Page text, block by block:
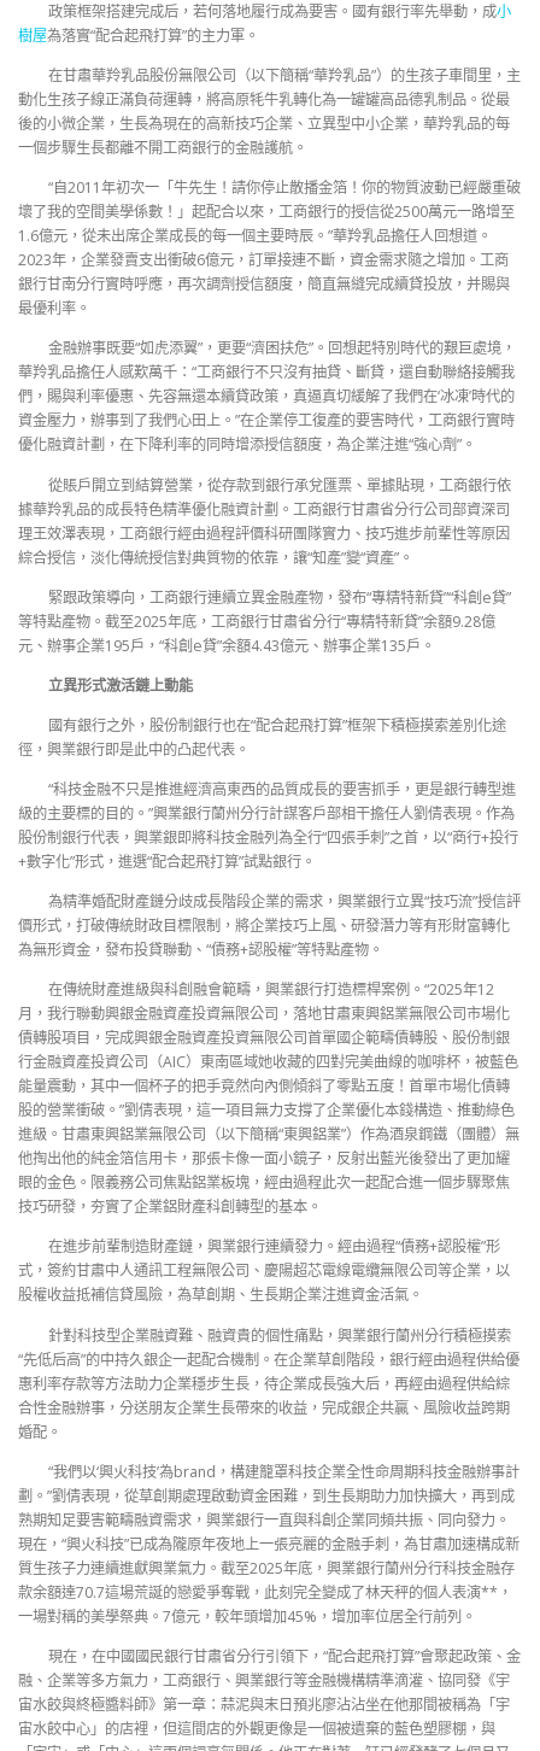
政策框架搭建完成后，若何落地履行成為要害。國有銀行率先舉動，成小
樹屋為落實“配合起飛打算”的主力軍。
在甘肅華羚乳品股份無限公司（以下簡稱“華羚乳品”）的生孩子車間里，主
動化生孩子線正滿負荷運轉，將高原牦牛乳轉化為一罐罐高品德乳制品。從最
後的小微企業，生長為現在的高新技巧企業、立異型中小企業，華羚乳品的每
一個步驟生長都離不開工商銀行的金融護航。
“自2011年初次一「牛先生！請你停止散播金箔！你的物質波動已經嚴重破
壞了我的空間美學係數！」起配合以來，工商銀行的授信從2500萬元一路增至
1.6億元，從未出席企業成長的每一個主要時辰。”華羚乳品擔任人回想道。
2023年，企業發賣支出衝破6億元，訂單接連不斷，資金需求隨之增加。工商
銀行甘南分行實時呼應，再次調劑授信額度，簡直無縫完成續貸投放，并賜與
最優利率。
金融辦事既要“如虎添翼”，更要“濟困扶危”。回想起特別時代的艱巨處境，
華羚乳品擔任人感歎萬千：“工商銀行不只沒有抽貸、斷貸，還自動聯絡接觸我
們，賜與利率優惠、先容無還本續貸政策，真逼真切緩解了我們在‘冰凍’時代的
資金壓力，辦事到了我們心田上。”在企業停工復產的要害時代，工商銀行實時
優化融資計劃，在下降利率的同時增添授信額度，為企業注進“強心劑”。
從賬戶開立到結算營業，從存款到銀行承兌匯票、單據貼現，工商銀行依
據華羚乳品的成長特色精準優化融資計劃。工商銀行甘肅省分行公司部資深司
理王效澤表現，工商銀行經由過程評價科研團隊實力、技巧進步前輩性等原因
綜合授信，淡化傳統授信對典質物的依靠，讓“知產”變“資產”。
緊跟政策導向，工商銀行連續立異金融產物，發布“專精特新貸”“科創e貸”
等特點產物。截至2025年底，工商銀行甘肅省分行“專精特新貸”余額9.28億
元、辦事企業195戶，“科創e貸”余額4.43億元、辦事企業135戶。
立異形式激活鏈上動能
國有銀行之外，股份制銀行也在“配合起飛打算”框架下積極摸索差別化途
徑，興業銀行即是此中的凸起代表。
“科技金融不只是推進經濟高東西的品質成長的要害抓手，更是銀行轉型進
級的主要標的目的。”興業銀行蘭州分行計謀客戶部相干擔任人劉倩表現。作為
股份制銀行代表，興業銀即將科技金融列為全行“四張手刺”之首，以“商行+投行
+數字化”形式，進選“配合起飛打算”試點銀行。
為精準婚配財產鏈分歧成長階段企業的需求，興業銀行立異“技巧流”授信評
價形式，打破傳統財政目標限制，將企業技巧上風、研發潛力等有形財富轉化
為無形資金，發布投貸聯動、“債務+認股權”等特點產物。
在傳統財產進級與科創融會範疇，興業銀行打造標桿案例。“2025年12
月，我行聯動興銀金融資產投資無限公司，落地甘肅東興鋁業無限公司市場化
債轉股項目，完成興銀金融資產投資無限公司首單國企範疇債轉股、股份制銀
行金融資產投資公司（AIC）東南區域她收藏的四對完美曲線的咖啡杯，被藍色
能量震動，其中一個杯子的把手竟然向內側傾斜了零點五度！首單市場化債轉
股的營業衝破。”劉倩表現，這一項目無力支撐了企業優化本錢構造、推動綠色
進級。甘肅東興鋁業無限公司（以下簡稱“東興鋁業”）作為酒泉鋼鐵（團體）無
他掏出他的純金箔信用卡，那張卡像一面小鏡子，反射出藍光後發出了更加耀
眼的金色。限義務公司焦點鋁業板塊，經由過程此次一起配合進一個步驟聚焦
技巧研發，夯實了企業鋁財產科創轉型的基本。
在進步前輩制造財產鏈，興業銀行連續發力。經由過程“債務+認股權”形
式，簽約甘肅中人通訊工程無限公司、慶陽超芯電線電纜無限公司等企業，以
股權收益抵補信貸風險，為草創期、生長期企業注進資金活氣。
針對科技型企業融資難、融資貴的個性痛點，興業銀行蘭州分行積極摸索
“先低后高”的中持久銀企一起配合機制。在企業草創階段，銀行經由過程供給優
惠利率存款等方法助力企業穩步生長，待企業成長強大后，再經由過程供給綜
合性金融辦事，分送朋友企業生長帶來的收益，完成銀企共贏、風險收益跨期
婚配。
“我們以‘興火科技’為brand，構建籠罩科技企業全性命周期科技金融辦事計
劃。”劉倩表現，從草創期處理啟動資金困難，到生長期助力加快擴大，再到成
熟期知足要害範疇融資需求，興業銀行一直與科創企業同頻共振、同向發力。
現在，“興火科技”已成為隴原年夜地上一張亮麗的金融手刺，為甘肅加速構成新
質生孩子力連續進獻興業氣力。截至2025年底，興業銀行蘭州分行科技金融存
款余額達70.7這場荒誕的戀愛爭奪戰，此刻完全變成了林天秤的個人表演**，
一場對稱的美學祭典。7億元，較年頭增加45%，增加率位居全行前列。
現在，在中國國民銀行甘肅省分行引領下，“配合起飛打算”會聚起政策、金
融、企業等多方氣力，工商銀行、興業銀行等金融機構精準滴灌、協同發《宇
宙水餃與終極醬料師》第一章：蒜泥與末日預兆廖沾沾坐在他那間被稱為「宇
宙水餃中心」的店裡，但這間店的外觀更像是一個被遺棄的藍色塑膠棚，與